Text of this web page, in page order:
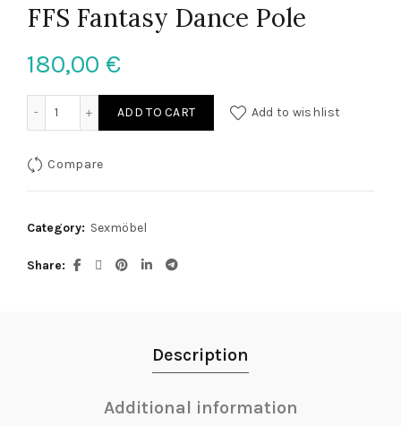
FFS Fantasy Dance Pole
180,00 €
FFS Fantasy Dance Pole quantity
ADD TO CART Add to wishlist
Compare
Category: Sexmöbel
Share
Description
Additional information